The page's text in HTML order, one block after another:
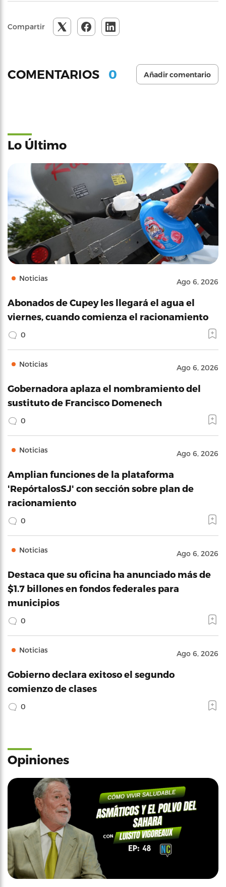
Compartir
COMENTARIOS 0 Añadir comentario
Lo Último
Noticias Ago 6, 2026
Abonados de Cupey les llegará el agua el
viernes, cuando comienza el racionamiento
0
Noticias Ago 6, 2026
Gobernadora aplaza el nombramiento del
sustituto de Francisco Domenech
0
Noticias Ago 6, 2026
Amplian funciones de la plataforma
'RepórtalosSJ' con sección sobre plan de
racionamiento
0
Noticias Ago 6, 2026
Destaca que su oficina ha anunciado más de
$1.7 billones en fondos federales para
municipios
0
Noticias Ago 6, 2026
Gobierno declara exitoso el segundo
comienzo de clases
0
Opiniones